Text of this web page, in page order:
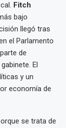
Fitch
bajo
llegó tras
el Parlamento
de
El
y un
economía de
se trata de